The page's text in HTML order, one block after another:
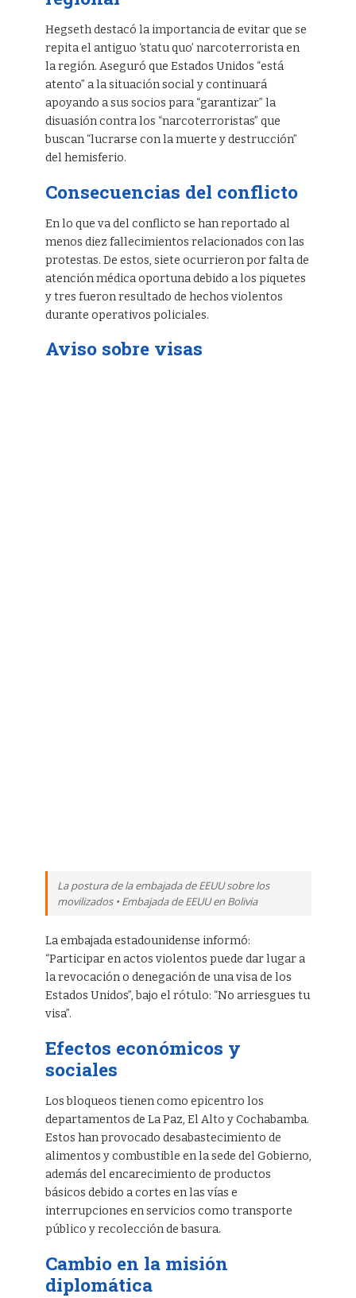
Hegseth destacó la importancia de evitar que se
repita el antiguo ‘statu quo’ narcoterrorista en
la región. Aseguró que Estados Unidos “está
atento” a la situación social y continuará
apoyando a sus socios para “garantizar” la
disuasión contra los “narcoterroristas” que
buscan “lucrarse con la muerte y destrucción”
del hemisferio.
Consecuencias del conflicto
En lo que va del conflicto se han reportado al
menos diez fallecimientos relacionados con las
protestas. De estos, siete ocurrieron por falta de
atención médica oportuna debido a los piquetes
y tres fueron resultado de hechos violentos
durante operativos policiales.
Aviso sobre visas
La postura de la embajada de EEUU sobre los
movilizados • Embajada de EEUU en Bolivia
La embajada estadounidense informó:
“Participar en actos violentos puede dar lugar a
la revocación o denegación de una visa de los
Estados Unidos”, bajo el rótulo: “No arriesgues tu
visa”.
Efectos económicos y
sociales
Los bloqueos tienen como epicentro los
departamentos de La Paz, El Alto y Cochabamba.
Estos han provocado desabastecimiento de
alimentos y combustible en la sede del Gobierno,
además del encarecimiento de productos
básicos debido a cortes en las vías e
interrupciones en servicios como transporte
público y recolección de basura.
Cambio en la misión
diplomática